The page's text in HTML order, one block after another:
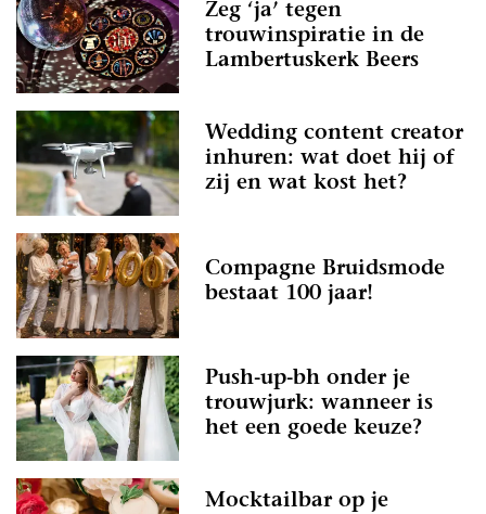
Zeg ‘ja’ tegen
trouwinspiratie in de
Lambertuskerk Beers
Wedding content creator
inhuren: wat doet hij of
zij en wat kost het?
Compagne Bruidsmode
bestaat 100 jaar!
Push-up-bh onder je
trouwjurk: wanneer is
het een goede keuze?
Mocktailbar op je